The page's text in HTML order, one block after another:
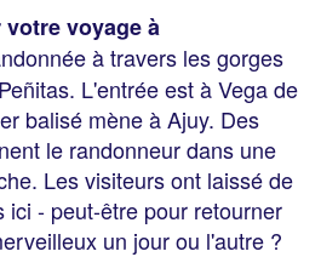
voyage à
à travers les gorges
L'entrée est à Vega de
balisé mène à Ajuy. Des
le randonneur dans une
Les visiteurs ont laissé de
ici - peut-être pour retourner
un jour ou l'autre ?